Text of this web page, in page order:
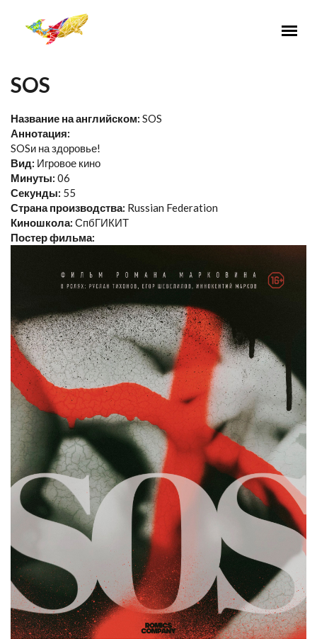
SOS
Название на английском: SOS
Аннотация:
SOSи на здоровье!
Вид: Игровое кино
Минуты: 06
Секунды: 55
Страна производства: Russian Federation
Киношкола: СпбГИКИТ
Постер фильма: